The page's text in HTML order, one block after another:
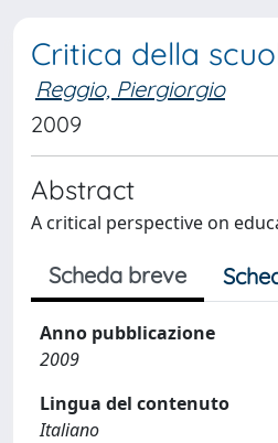
Critica della
Reggio, Piergiorgio
2009
Abstract
A critical perspective on
Scheda breve
Anno pubblicazione
2009
Lingua del contenuto
Italiano